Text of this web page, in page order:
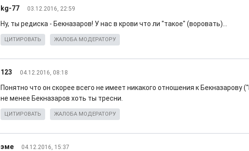
kg-77 03.12.2016, 22:59
Ну, ты редиска - Бекназаров! У нас в крови что ли "такое" (воровать)...
ЦИТИРОВАТЬ ЖАЛОБА МОДЕРАТОРУ
123 04.12.2016, 08:18
Понятно что он скорее всего не имеет никакого отношения к Бекназарову
не менее Бекназаров хоть ты тресни.
ЦИТИРОВАТЬ ЖАЛОБА МОДЕРАТОРУ
эме 04.12.2016, 15:37